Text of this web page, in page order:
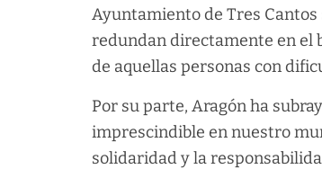
Ayuntamiento de Tres
redundan directamente en el
de aquellas personas con
Por su parte, Aragón ha
imprescindible en nuestro
solidaridad y la